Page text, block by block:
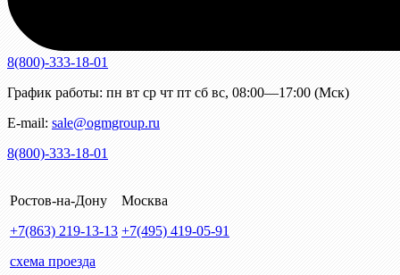
8(800)-333-18-01
График работы: пн вт ср чт пт сб вс, 08:00—17:00 (Мск)
E-mail: sale@ogmgroup.ru
8(800)-333-18-01
Ростов-на-Дону
+7(863) 219-13-13
схема проезда
Москва
+7(495) 419-05-91